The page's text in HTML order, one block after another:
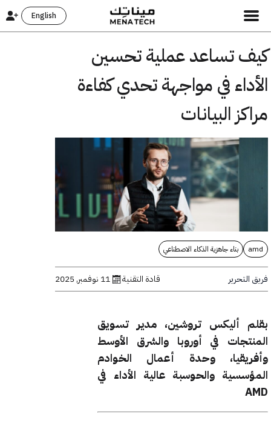
English
كيف تساعد عملية تحسين
الأداء في مواجهة تحدي كفاءة
مراكز البيانات
amd بناء جاهزية الذكاء الاصطناعي
فريق التحرير قادة التقنية 11 نوفمبر, 2025
بقلم أليكس تروشين، مدير تسويق
المنتجات في أوروبا والشرق الأوسط
وأفريقيا، وحدة أعمال الخوادم
المؤسسية والحوسبة عالية الأداء في
AMD